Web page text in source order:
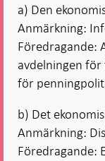
a) Den
Anmärkning:
Föredragande:
avdelningen
för
b) Det
Anmärkning:
Föredragande: